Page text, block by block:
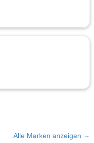
Alle Marken anzeigen →